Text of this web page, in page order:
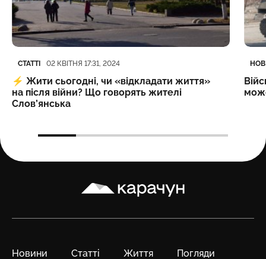
Категорія
СТАТТІ
Дата публікації
02 КВІТНЯ 17:31, 2024
⚡️ Жити сьогодні, чи «відкладати життя»
на після війни? Що говорять жителі
Слов’янська
Карачун
Новини Статті Життя Погляди